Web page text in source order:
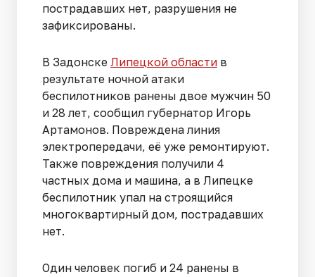
пострадавших нет, разрушения не
зафиксированы.
В Задонске Липецкой области в
результате ночной атаки
беспилотников ранены двое мужчин 50
и 28 лет, сообщил губернатор Игорь
Артамонов. Повреждена линия
электропередачи, её уже ремонтируют.
Также повреждения получили 4
частных дома и машина, а в Липецке
беспилотник упал на строящийся
многоквартирный дом, пострадавших
нет.
Один человек погиб и 24 ранены в